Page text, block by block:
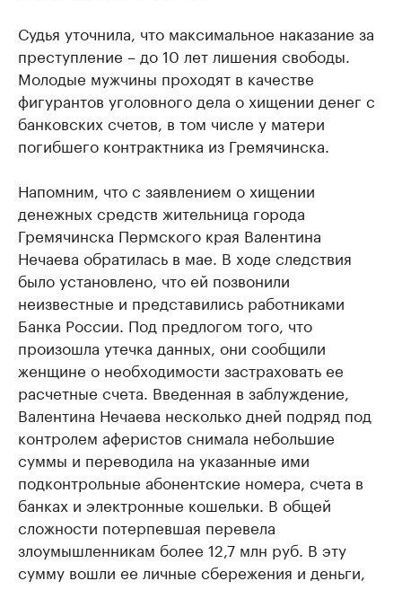
Судья уточнила, что максимальное наказание за
преступление – до 10 лет лишения свободы.
Молодые мужчины проходят в качестве
фигурантов уголовного дела о хищении денег с
банковских счетов, в том числе у матери
погибшего контрактника из Гремячинска.
Напомним, что с заявлением о хищении
денежных средств жительница города
Гремячинска Пермского края Валентина
Нечаева обратилась в мае. В ходе следствия
было установлено, что ей позвонили
неизвестные и представились работниками
Банка России. Под предлогом того, что
произошла утечка данных, они сообщили
женщине о необходимости застраховать ее
расчетные счета. Введенная в заблуждение,
Валентина Нечаева несколько дней подряд под
контролем аферистов снимала небольшие
суммы и переводила на указанные ими
подконтрольные абонентские номера, счета в
банках и электронные кошельки. В общей
сложности потерпевшая перевела
злоумышленникам более 12,7 млн руб. В эту
сумму вошли ее личные сбережения и деньги,